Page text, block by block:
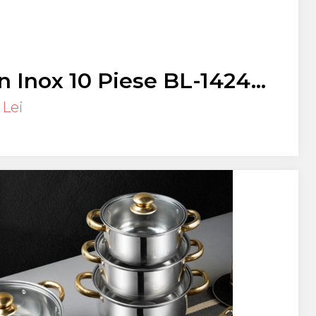
Inox 10 Piese BL-1424
6L 7L 9L 11 L GAZ ,